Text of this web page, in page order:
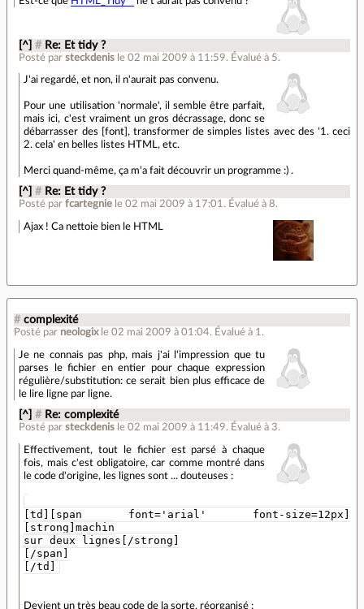
[^] # Re: Et tidy ?
Posté parsteckdenis le 02 mai 2009 à 11:59. Évalué à 5.
J'ai regardé, et non, il n'aurait pas convenu.
Pour une utilisation 'normale', il semble être parfait,
mais ici, c'est vraiment un gros décrassage, donc se
débarrasser des [font], transformer de simples listes avec des '1. ceci
2. cela' en belles listes HTML, etc.
Merci quand-même, ça m'a fait découvrir un programme :) .
[^] # Re: Et tidy ?
Posté parfcartegnie le 02 mai 2009 à 17:01. Évalué à8.
Ajax ! Ca nettoie bien le HTML
# complexité
Posté par neologix le 02 mai 2009 à 01:04. Évalué à 1.
Je ne connais pas php, mais j'ai l'impression que tu
parses le fichier en entier pour chaque expression
régulière/substitution: ce serait bien plus efficace de
le lire ligne par ligne.
[^] # Re: complexité
Posté parsteckdenis le 02 mai 2009 à 11:49. Évalué à 3.
Effectivement, tout le fichier est parsé à chaque
fois, mais c'est obligatoire, car comme montré dans
le code d'origine, les lignes sont ... douteuses :
[td][span font='arial' font-size=12px]
[strong]machin
sur deux lignes[/strong]
[/span]
[/td]
Devient un très beau code de la sorte, réorganisé :